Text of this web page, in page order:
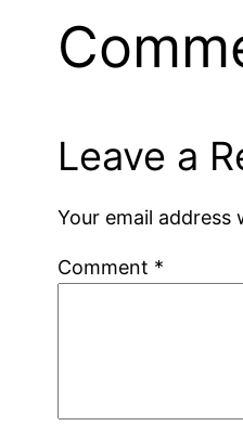
Leave a
Your email address
Comment *